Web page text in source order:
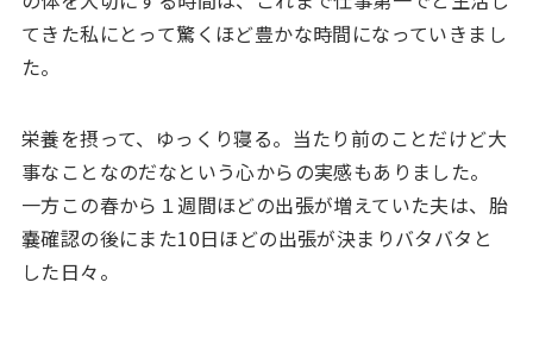
てきた私にとって驚くほど豊かな時間になっていきまし
た。
栄養を摂って、ゆっくり寝る。当たり前のことだけど大
事なことなのだなという心からの実感もありました。
一方この春から１週間ほどの出張が増えていた夫は、胎
嚢確認の後にまた10日ほどの出張が決まりバタバタと
した日々。